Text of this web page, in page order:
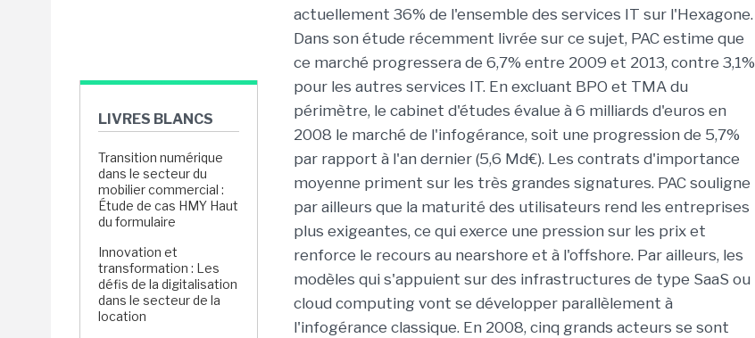
LIVRES BLANCS
Transition numérique
dans le secteur du
mobilier commercial :
Étude de cas HMY Haut
du formulaire
Innovation et
transformation : Les
défis de la digitalisation
dans le secteur de la
location
actuellement 36% de l'ensemble des services IT sur l'Hexagone.
Dans son étude récemment livrée sur ce sujet, PAC estime que
ce marché progressera de 6,7% entre 2009 et 2013, contre 3,1%
pour les autres services IT. En excluant BPO et TMA du
périmètre, le cabinet d'études évalue à 6 milliards d'euros en
2008 le marché de l'infogérance, soit une progression de 5,7%
par rapport à l'an dernier (5,6 Md€). Les contrats d'importance
moyenne priment sur les très grandes signatures. PAC souligne
par ailleurs que la maturité des utilisateurs rend les entreprises
plus exigeantes, ce qui exerce une pression sur les prix et
renforce le recours au nearshore et à l'offshore. Par ailleurs, les
modèles qui s'appuient sur des infrastructures de type SaaS ou
cloud computing vont se développer parallèlement à
l'infogérance classique. En 2008, cinq grands acteurs se sont